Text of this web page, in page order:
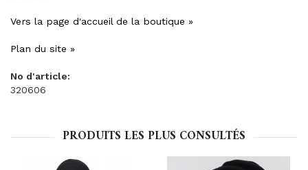
Vers la page d'accueil de la boutique »
Plan du site »
No d'article:
320606
PRODUITS LES PLUS CONSULTÉS